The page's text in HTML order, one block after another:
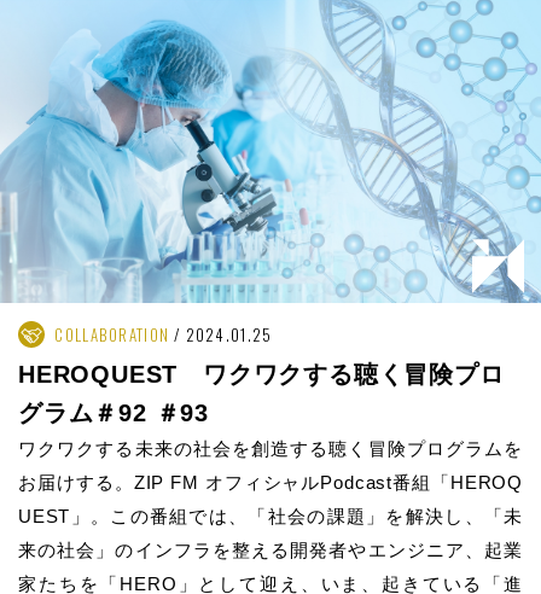
COLLABORATION 2024.01.25
HEROQUEST ワクワクする聴く冒険プロ
グラム＃92 ＃93
ワクワクする未来の社会を創造する聴く冒険プログラムを
お届けする。ZIP FM オフィシャルPodcast番組「HEROQ
UEST」。この番組では、「社会の課題」を解決し、「未
来の社会」のインフラを整える開発者やエンジニア、起業
家たちを「HERO」として迎え、いま、起きている「進